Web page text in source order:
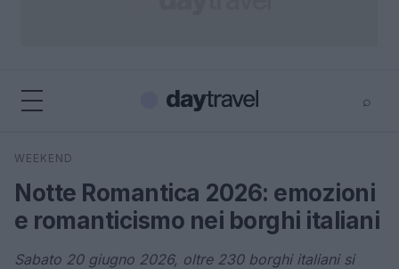
⌕
Cerca
WEEKEND
Notte Romantica 2026: emozioni
e romanticismo nei borghi italiani
Sabato 20 giugno 2026, oltre 230 borghi italiani si